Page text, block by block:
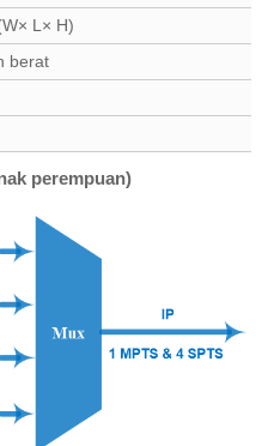
L× H)
berat
perempuan)